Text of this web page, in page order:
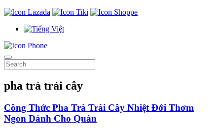
pha trà trái cây
Công Thức Pha Trà Trái Cây Nhiệt Đới Thơm
Ngon Dành Cho Quán